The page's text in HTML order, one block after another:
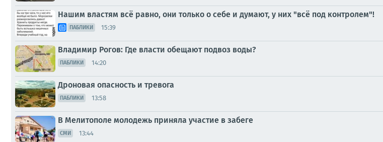
Нашим властям всё равно, они только о себе и думают, у них "всё под контролем"!
ПАБЛИКИ 15:39
Владимир Рогов: Где власти обещают подвоз воды?
ПАБЛИКИ 14:20
Дроновая опасность и тревога
ПАБЛИКИ 13:58
В Мелитополе молодежь приняла участие в забеге
СМИ 13:44